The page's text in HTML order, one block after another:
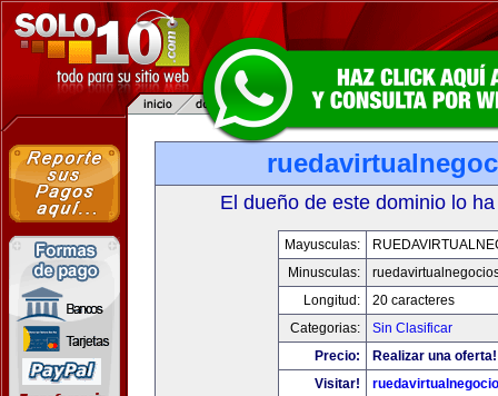
El dueño de este dominio lo
Mayusculas:
Minusculas:
Longitud:
20 caracteres
Categorias:
Sin Clasificar
Precio:
Realizar una oferta!
Visitar!